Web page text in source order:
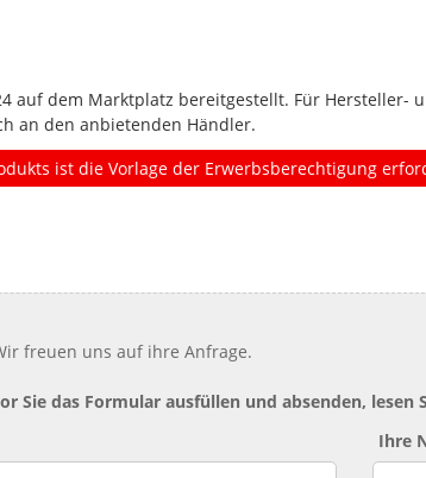
auf dem Marktplatz bereitgestellt. Für Hersteller-
an den anbietenden Händler.
ist die Vorlage der Erwerbsberechtigung
freuen uns auf ihre Anfrage.
Sie das Formular ausfüllen und absenden, lesen
Ihre